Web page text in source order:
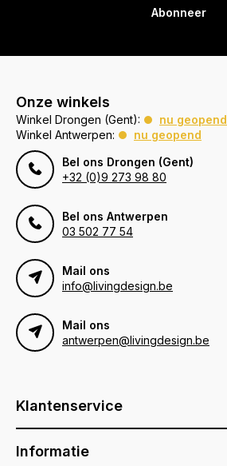
Abonneer
Onze winkels
Winkel Drongen (Gent):
nu geopend
Winkel Antwerpen:
nu geopend
Bel ons Drongen (Gent)
+32 (0)9 273 98 80
Bel ons Antwerpen
03 502 77 54
Mail ons
info@livingdesign.be
Mail ons
antwerpen@livingdesign.be
Klantenservice
Informatie